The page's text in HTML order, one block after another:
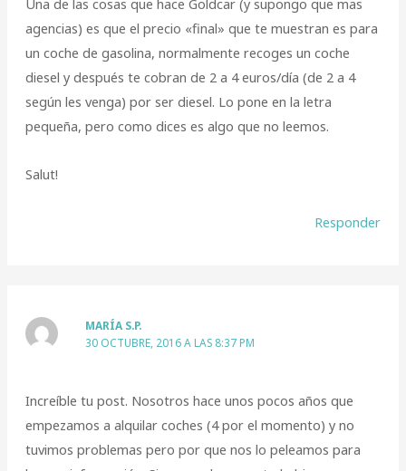
Una de las cosas que hace Goldcar (y supongo que mas
agencias) es que el precio «final» que te muestran es para
un coche de gasolina, normalmente recoges un coche
diesel y después te cobran de 2 a 4 euros/día (de 2 a 4
según les venga) por ser diesel. Lo pone en la letra
pequeña, pero como dices es algo que no leemos.
Salut!
Responder
MARÍA S.P.
30 OCTUBRE, 2016 A LAS 8:37 PM
Increíble tu post. Nosotros hace unos pocos años que
empezamos a alquilar coches (4 por el momento) y no
tuvimos problemas pero por que nos lo peleamos para